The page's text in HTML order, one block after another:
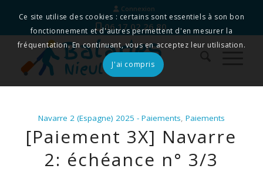
Connexion
06 17 02 26 80
Navarre 2 (Espagne) 2025 - Paiements, Paiements
[Paiement 3X] Navarre
2: échéance n° 3/3
Ce site utilise des cookies : certains sont essentiels à son bon
fonctionnement et d'autres permettent d'en mesurer la
fréquentation. En continuant, vous en acceptez leur utilisation.
J'ai compris